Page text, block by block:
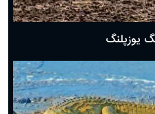
یوزپلنگ